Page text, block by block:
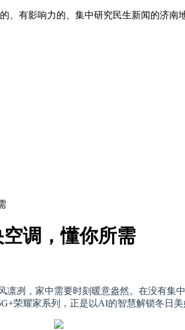
有影响力的、集中研究民生新闻的济南
调，懂你所需
冽，家中需要时刻暖意盎然。在没有集
荣耀家系列，正是以AI的智慧解锁冬日美